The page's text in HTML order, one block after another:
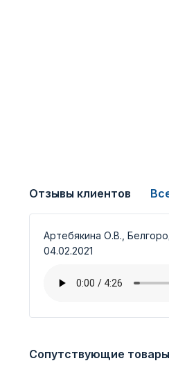
Отзывы клиентов
Артебякина О.В.,
04.02.2021
Сопутствующие товары